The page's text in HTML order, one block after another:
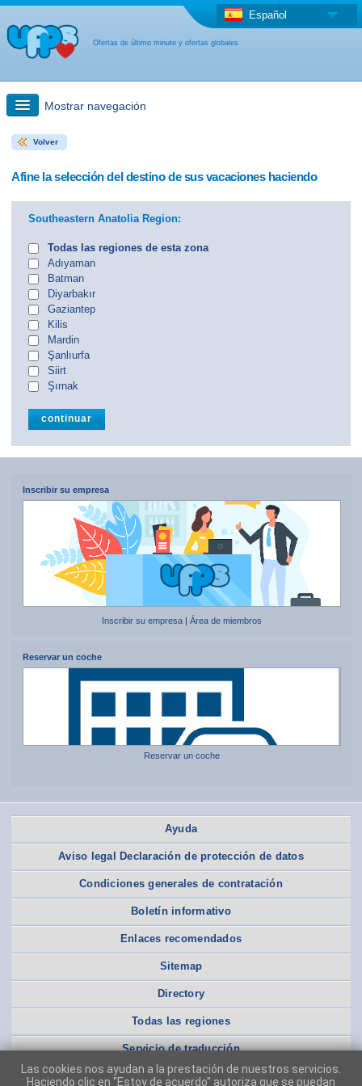
Ofertas de último minuto y ofertas globales
Español
Mostrar navegación
búsqueda rápida
otro país
Volver
Afine la selección del destino de sus vacaciones haciendo
Southeastern Anatolia Region:
Todas las regiones de esta zona
Adıyaman
Batman
Diyarbakır
Gaziantep
Kilis
Mardin
Şanlıurfa
Siirt
Şırnak
Inscribir su empresa
Inscribir su empresa| Área de miembros
Reservar un coche
Reservar un coche
Ayuda
Aviso legal Declaración de protección de datos
Condiciones generales de contratación
Boletín informativo
Enlaces recomendados
Sitemap
Directory
Todas las regiones
Servicio de traducción
Las cookies nos ayudan a la prestación de nuestros servicios.
Haciendo clic en "Estoy de acuerdo" autoriza que se puedan